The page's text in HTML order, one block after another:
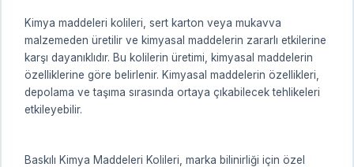
Kimya maddeleri kolileri, sert karton veya mukavva
malzemeden üretilir ve kimyasal maddelerin zararlı etkilerine
karşı dayanıklıdır. Bu kolilerin üretimi, kimyasal maddelerin
özelliklerine göre belirlenir. Kimyasal maddelerin özellikleri,
depolama ve taşıma sırasında ortaya çıkabilecek tehlikeleri
etkileyebilir.
Baskılı Kimya Maddeleri Kolileri, marka bilinirliği için özel